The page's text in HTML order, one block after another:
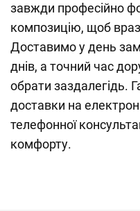
завжди професійно
композицію, щоб
Доставимо у день
днів, а точний час
обрати заздалегідь.
доставки на
телефонної
комфорту.